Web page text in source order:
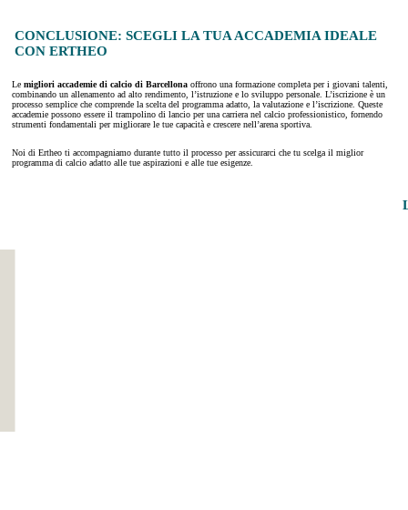
CONCLUSIONE: SCEGLI LA TUA ACCADEMIA IDEALE
CON ERTHEO
Le migliori accademie di calcio di Barcellona offrono una formazione completa per i giovani talenti,
combinando un allenamento ad alto rendimento, l’istruzione e lo sviluppo personale. L’iscrizione è un
processo semplice che comprende la scelta del programma adatto, la valutazione e l’iscrizione. Queste
accademie possono essere il trampolino di lancio per una carriera nel calcio professionistico, fornendo
strumenti fondamentali per migliorare le tue capacità e crescere nell’arena sportiva.
Noi di Ertheo ti accompagniamo durante tutto il processo per assicurarci che tu scelga il miglior
programma di calcio adatto alle tue aspirazioni e alle tue esigenze.